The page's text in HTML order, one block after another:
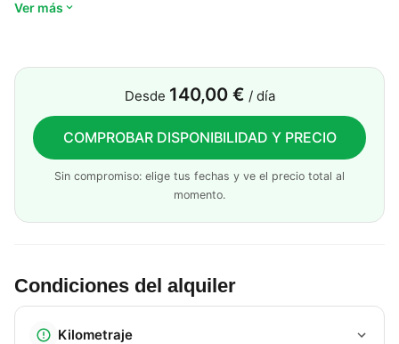
cómodo y un descanso digno de una suite. Al ser un
espacio se potencia con una cama de cabina abatible,
permitiendo que hasta cuatro personas pernocten con
El interior brilla por su modernidad, integrando un salón
acogedor y una cocina funcional que garantizan
independencia absoluta. Un aspecto clave es su ingenioso
sistema de baño dúplex, que optimiza el área de aseo sin
ideal para transportar todo lo necesario para la aventura
Ver más
Desde 140,00 € / día
COMPROBAR DISPONIBILIDAD Y PRECIO
Sin compromiso: elige tus fechas y ve el precio total al
momento.
Condiciones del alquiler
Kilometraje